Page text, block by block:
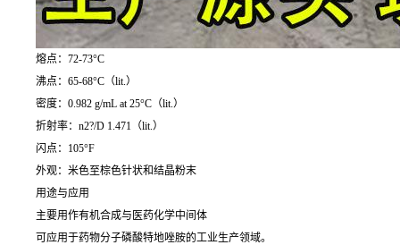
熔点：72-73°C
沸点：65-68°C（lit.）
密度：0.982 g/mL at 25°C（lit.）
折射率：n2?/D 1.471（lit.）
闪点：105°F
外观：米色至棕色针状和结晶粉末
用途与应用
主要用作有机合成与医药化学中间体
可应用于药物分子磷酸特地唑胺的工业生产领域。